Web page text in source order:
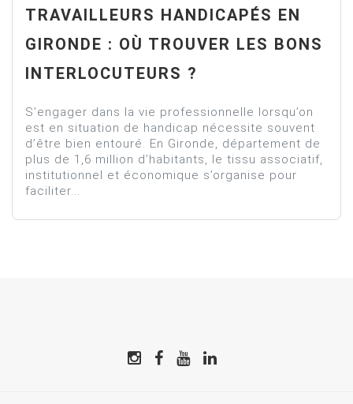
TRAVAILLEURS HANDICAPÉS EN
GIRONDE : OÙ TROUVER LES BONS
INTERLOCUTEURS ?
S’engager dans la vie professionnelle lorsqu’on
est en situation de handicap nécessite souvent
d’être bien entouré. En Gironde, département de
plus de 1,6 million d’habitants, le tissu associatif,
institutionnel et économique s’organise pour
faciliter...